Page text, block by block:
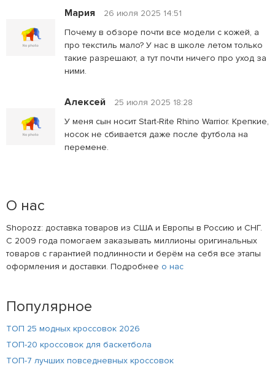
Мария
26 июля 2025 14:51
Почему в обзоре почти все модели с кожей, а
про текстиль мало? У нас в школе летом только
такие разрешают, а тут почти ничего про уход за
ними.
Алексей
25 июля 2025 18:28
У меня сын носит Start-Rite Rhino Warrior. Крепкие,
носок не сбивается даже после футбола на
перемене.
О нас
Shopozz: доставка товаров из США и Европы в Россию и СНГ.
С 2009 года помогаем заказывать миллионы оригинальных
товаров с гарантией подлинности и берём на себя все этапы
оформления и доставки. Подробнее о нас
Популярное
ТОП 25 модных кроссовок 2026
ТОП-20 кроссовок для баскетбола
ТОП-7 лучших повседневных кроссовок